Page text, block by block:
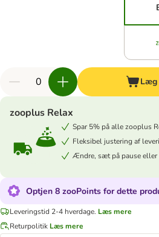
Læg
zooplus Relax
Spar 5% på alle zooplus
Fleksibel justering af
Ændre, sæt på pause eller
Optjen 8 zooPoints for dette
Leveringstid 2-4 hverdage. Læs mere
Returpolitik Læs mere